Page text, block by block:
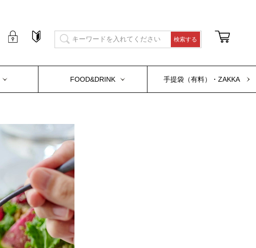
FOOD&DRINK 手提袋（有料）・ZAKKA